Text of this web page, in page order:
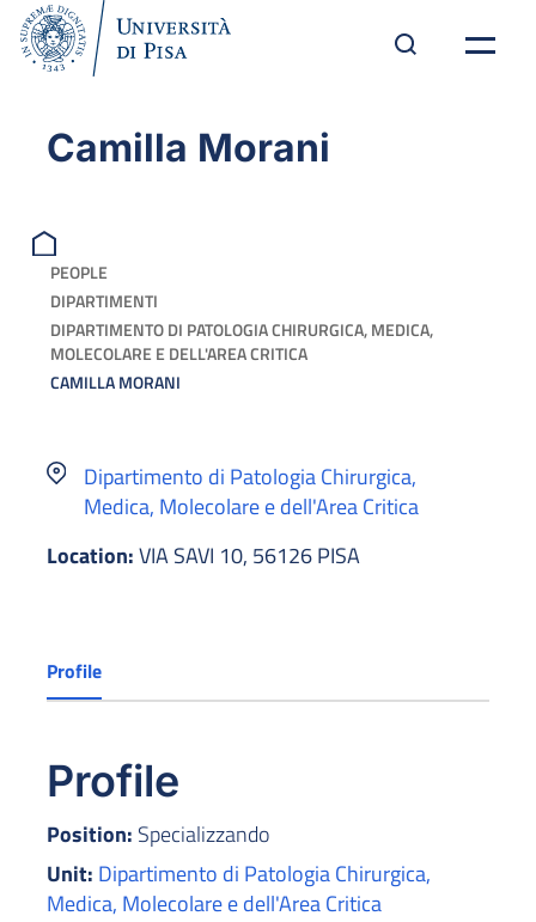
Camilla Morani
PEOPLE
DIPARTIMENTI
DIPARTIMENTO DI PATOLOGIA CHIRURGICA, MEDICA,
MOLECOLARE E DELL'AREA CRITICA
CAMILLA MORANI
Dipartimento di Patologia Chirurgica,
Medica, Molecolare e dell'Area Critica
Location:VIA SAVI 10, 56126 PISA
Profile
Profile
Position: Specializzando
Unit: Dipartimento di Patologia Chirurgica,
Medica, Molecolare e dell'Area Critica